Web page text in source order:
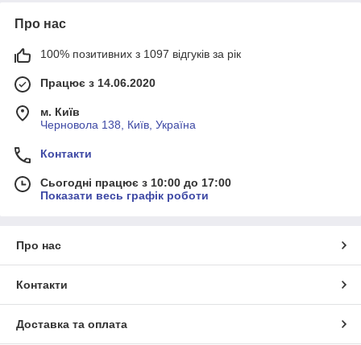
Про нас
100% позитивних з 1097 відгуків за рік
Працює з 14.06.2020
м. Київ
Черновола 138, Київ, Україна
Контакти
Сьогодні працює з 10:00 до 17:00
Показати весь графік роботи
Про нас
Контакти
Доставка та оплата